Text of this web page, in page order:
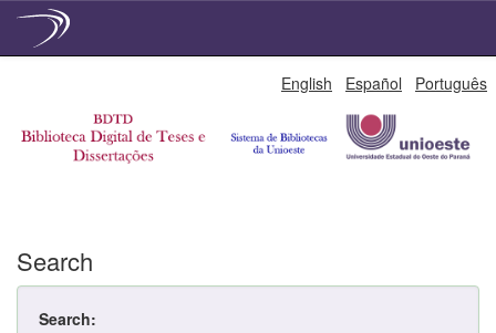
English Español Português
Search
Search: